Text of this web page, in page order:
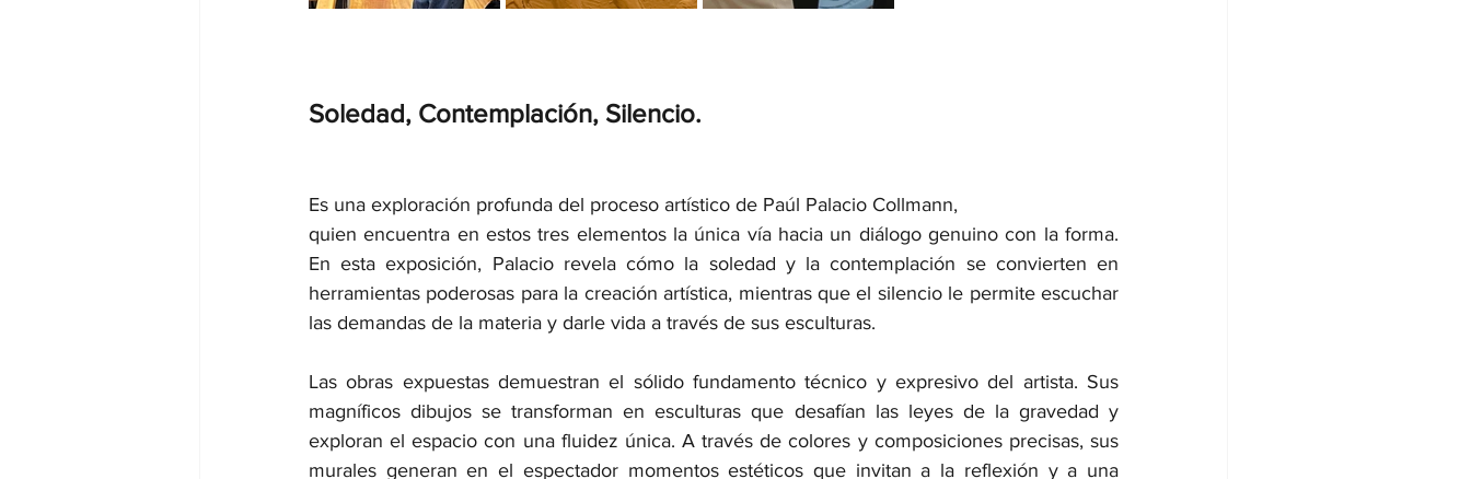
Soledad, Contemplación, Silencio.
Es una exploración profunda del proceso artístico de Paúl Palacio Collmann,
quien encuentra en estos tres elementos la única vía hacia un diálogo genuino con la forma.
En esta exposición, Palacio revela cómo la soledad y la contemplación se convierten en
herramientas poderosas para la creación artística, mientras que el silencio le permite escuchar
las demandas de la materia y darle vida a través de sus esculturas.
Las obras expuestas demuestran el sólido fundamento técnico y expresivo del artista. Sus
magníficos dibujos se transforman en esculturas que desafían las leyes de la gravedad y
exploran el espacio con una fluidez única. A través de colores y composiciones precisas, sus
murales generan en el espectador momentos estéticos que invitan a la reflexión y a una